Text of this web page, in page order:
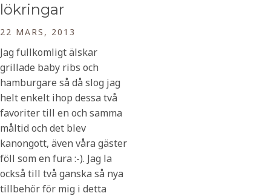
lökringar
22 MARS, 2013
Jag fullkomligt älskar
grillade baby ribs och
hamburgare så då slog jag
helt enkelt ihop dessa två
favoriter till en och samma
måltid och det blev
kanongott, även våra gäster
föll som en fura :-). Jag la
också till två ganska så nya
tillbehör för mig i detta